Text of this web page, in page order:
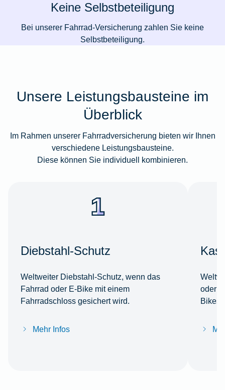
Keine Selbstbeteiligung
Bei unserer Fahrrad-Versicherung zahlen Sie keine
Selbstbeteiligung.
Unsere Leistungsbausteine im
Überblick
Im Rahmen unserer Fahrradversicherung bieten wir Ihnen
verschiedene Leistungsbausteine.
Diese können Sie individuell kombinieren.
Diebstahl-Schutz
Weltweiter Diebstahl-Schutz, wenn das
Fahrrad oder E-Bike mit einem
Fahrradschloss gesichert wird.
Mehr Infos
oder
Bikes